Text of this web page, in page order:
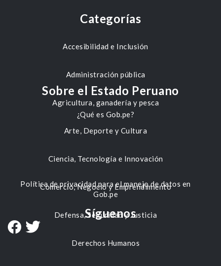
Categorías
Accesibilidad e Inclusión
Administración pública
Agricultura, ganadería y pesca
Arte, Deporte y Cultura
Ciencia, Tecnología e Innovación
Comercio, Negocio y Emprendimiento
Defensa, Seguridad y Justicia
Derechos Humanos
Sobre el Estado Peruano
¿Qué es Gob.pe?
Política de privacidad para el manejo de datos en
Gob.pe
Síguenos